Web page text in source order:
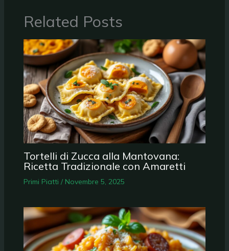
Related Posts
Tortelli di Zucca alla Mantovana:
Ricetta Tradizionale con Amaretti
Primi Piatti / Novembre 5, 2025